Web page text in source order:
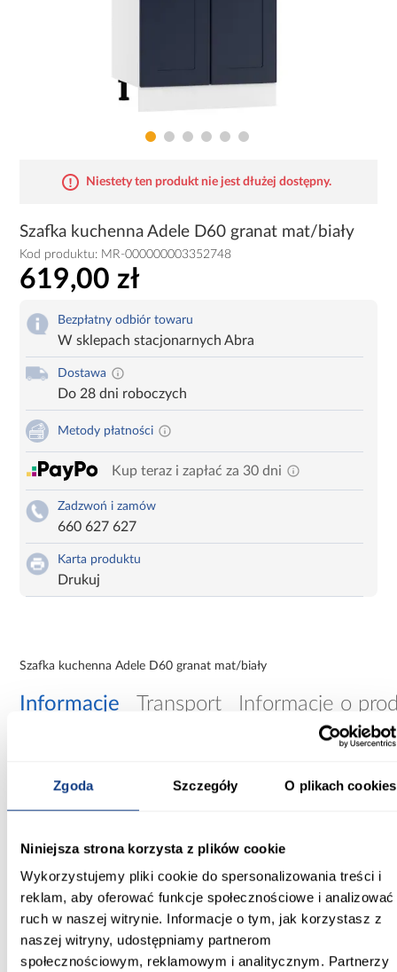
Zgoda Szczegóły O plikach cookies
Niniejsza strona korzysta z plików cookie
Wykorzystujemy pliki cookie do spersonalizowania treści i
reklam, aby oferować funkcje społecznościowe i analizować
ruch w naszej witrynie. Informacje o tym, jak korzystasz z
naszej witryny, udostępniamy partnerom
społecznościowym, reklamowym i analitycznym. Partnerzy
Niestety ten produkt nie jest dłużej dostępny.
Szafka kuchenna Adele D60 granat mat/biały
Kod produktu: MR-000000003352748
619,00 zł
Bezpłatny odbiór towaru
W sklepach stacjonarnych Abra
Dostawa
Do 28 dni roboczych
Metody płatności
Kup teraz i zapłać za 30 dni
Zadzwoń i zamów
660 627 627
Karta produktu
Drukuj
Szafka kuchenna Adele D60 granat mat/biały
Informacje Transport Informacje o
60.00
52.40
Wysokość [cm]:
82.00
Kolekcja:
Adele